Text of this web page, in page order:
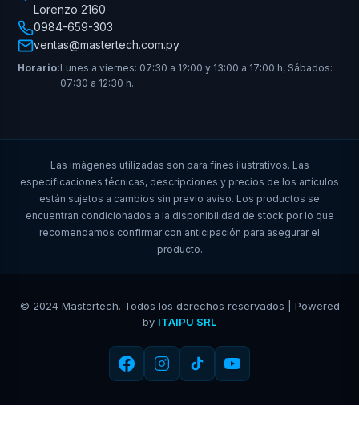
Lorenzo 2160
0984-659-303
ventas@mastertech.com.py
Horario:Lunes a viernes: 07:30 a 12:00 y 13:00 a 17:00 h, Sábados:
07:30 a 12:30 h.
Las imágenes utilizadas son para fines ilustrativos. Las
especificaciones técnicas, descripciones y precios de los artículos
están sujetos a cambios sin previo aviso. Los productos se
encuentran condicionados a la disponibilidad de stock por lo que
recomendamos confirmar con anticipación para asegurar el
producto.
© 2024 Mastertech. Todos los derechos reservados | Powered
by ITAIPU SRL